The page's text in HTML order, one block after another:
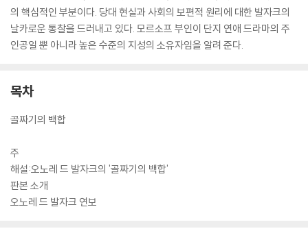
의 핵심적인 부분이다. 당대 현실과 사회의 보편적 원리에 대한 발자크의
날카로운 통찰을 드러내고 있다. 모르소프 부인이 단지 연애 드라마의 주
인공일 뿐 아니라 높은 수준의 지성의 소유자임을 알려 준다.
목차
골짜기의 백합
주
해설:오노레 드 발자크의 '골짜기의 백합'
판본 소개
오노레 드 발자크 연보